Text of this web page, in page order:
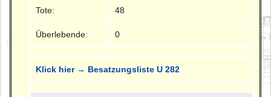
Tote: 48
Überlebende: 0
Klick hier → Besatzungsliste U 282